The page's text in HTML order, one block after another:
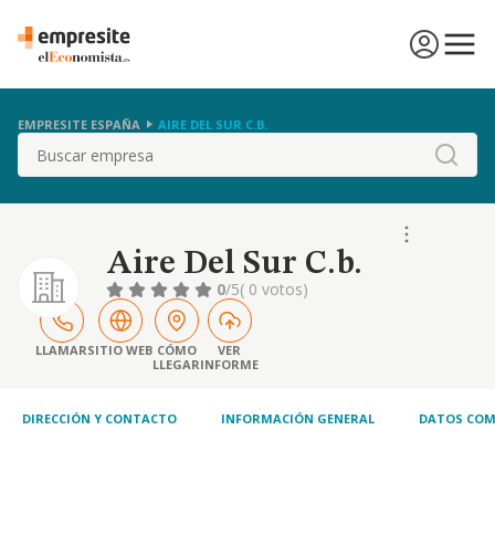
EMPRESITE ESPAÑA AIRE DEL SUR C.B.
Buscar
Aire Del Sur C.b.
0/5( 0 votos)
LLAMARSITIO WEB CÓMO
LLEGAR
VER
INFORME
DIRECCIÓN Y CONTACTO INFORMACIÓN GENERAL DATOS